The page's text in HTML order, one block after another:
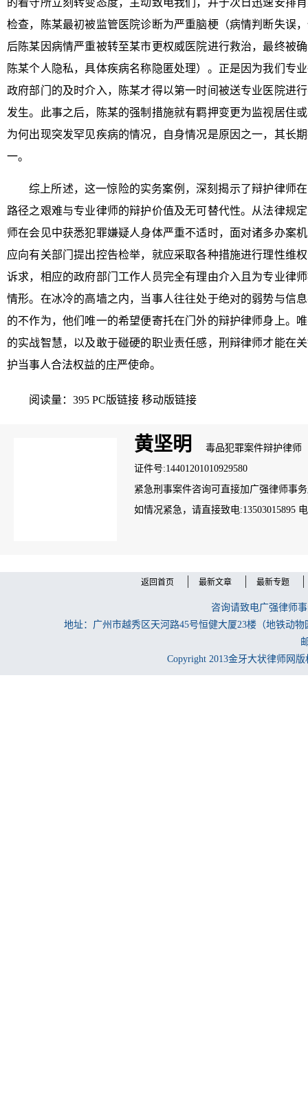
的看守所立刻转变态度，主动致电我们，并于次日迅速安排
检查，陈某最初被监管医院诊断为严重脑梗（病情判断失误
后陈某因病情严重被转至某市更权威医院进行救治，最终被
陈某个人隐私，具体疾病名称隐匿处理）。正是因为我们专
政府部门的及时介入，陈某才得以第一时间被送专业医院进
发生。此事之后，陈某的强制措施就有羁押变更为监视居住
为何出现突发罕见疾病的情况，自身情况是原因之一，其长
一。
综上所述，这一惊险的实务案例，深刻揭示了辩护律师
路径之艰难与专业律师的辩护价值及无可替代性。从法律规
师在会见中获悉犯罪嫌疑人身体严重不适时，面对诸多办案
应向有关部门提出控告检举，就应采取各种措施进行理性维
诉求，相应的政府部门工作人员完全有理由介入且为专业律
情形。在冰冷的高墙之内，当事人往往处于绝对的弱势与信
的不作为，他们唯一的希望便寄托在门外的辩护律师身上。
的实战智慧，以及敢于碰硬的职业责任感，刑辩律师才能在
护当事人合法权益的庄严使命。
阅读量：395 PC版链接 移动版链接
黄坚明
毒品犯罪案件辩护律师
证件号:14401201010929580
紧急刑事案件咨询可直接加广强律师事
如情况紧急，请直接致电:13503015895
返回首页 最新文章 最新专题
咨询请致电广强律师
地址：广州市越秀区天河路45号恒健大厦23楼（地铁动
Copyright 2013金牙大状律师网